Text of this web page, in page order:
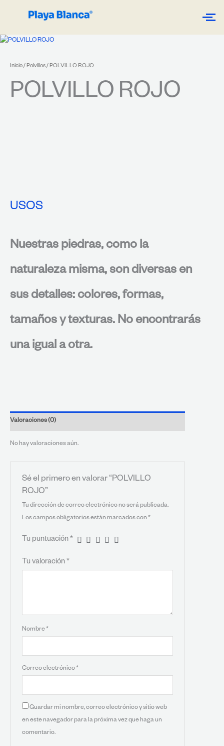
Inicio/ Polvillos/ POLVILLO ROJO
POLVILLO ROJO
USOS
Nuestras piedras, como la
naturaleza misma, son diversas en
sus detalles: colores, formas,
tamaños y texturas. No encontrarás
una igual a otra.
Valoraciones (0)
No hay valoraciones aún.
Sé el primero en valorar “POLVILLO
ROJO”
Tu dirección de correo electrónico no será publicada.
Los campos obligatorios están marcados con *
Tu puntuación*
Tu valoración*
Nombre*
Correo electrónico*
Guardar mi nombre, correo electrónico y sitio web
en este navegador para la próxima vez que haga un
comentario.